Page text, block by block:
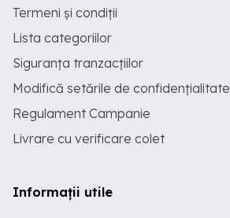
Termeni și condiții
Lista categoriilor
Siguranța tranzacțiilor
Modifică setările de confidențialitate
Regulament Campanie
Livrare cu verificare colet
Informații utile